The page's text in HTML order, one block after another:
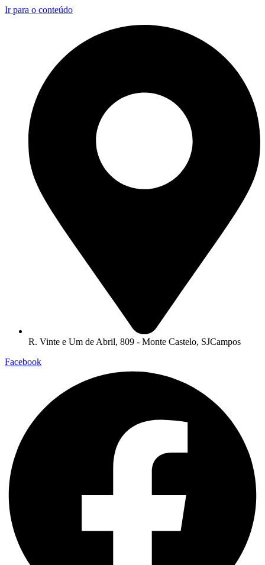
Ir para o conteúdo
R. Vinte e Um de Abril, 809 - Monte Castelo, SJCampos
Facebook